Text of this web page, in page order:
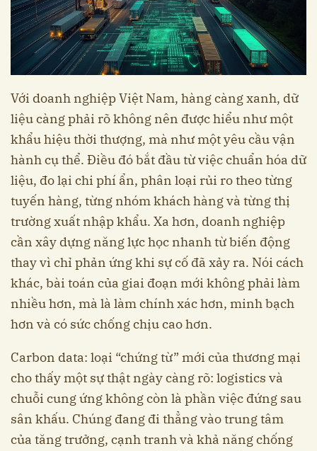
Với doanh nghiệp Việt Nam, hàng càng xanh, dữ
liệu càng phải rõ không nên được hiểu như một
khẩu hiệu thời thượng, mà như một yêu cầu vận
hành cụ thể. Điều đó bắt đầu từ việc chuẩn hóa dữ
liệu, đo lại chi phí ẩn, phân loại rủi ro theo từng
tuyến hàng, từng nhóm khách hàng và từng thị
trường xuất nhập khẩu. Xa hơn, doanh nghiệp
cần xây dựng năng lực học nhanh từ biến động
thay vì chỉ phản ứng khi sự cố đã xảy ra. Nói cách
khác, bài toán của giai đoạn mới không phải làm
nhiều hơn, mà là làm chính xác hơn, minh bạch
hơn và có sức chống chịu cao hơn.
Carbon data: loại “chứng từ” mới của thương mại
cho thấy một sự thật ngày càng rõ: logistics và
chuỗi cung ứng không còn là phần việc đứng sau
sân khấu. Chúng đang đi thẳng vào trung tâm
của tăng trưởng, cạnh tranh và khả năng chống